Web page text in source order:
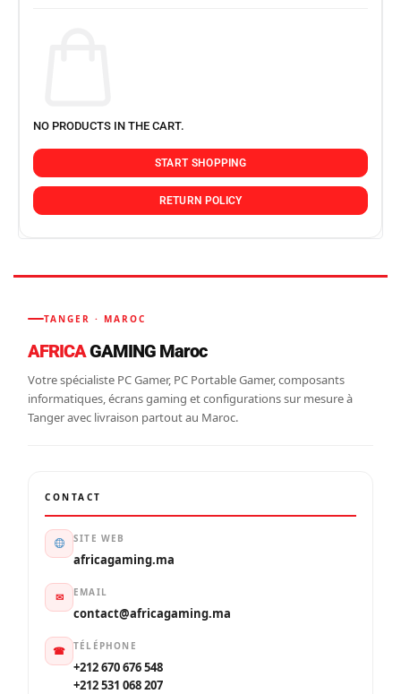
NO PRODUCTS IN THE CART.
START SHOPPING
RETURN POLICY
TANGER · MAROC
AFRICAGAMING Maroc
Votre spécialiste PC Gamer, PC Portable Gamer, composants
informatiques, écrans gaming et configurations sur mesure à
Tanger avec livraison partout au Maroc.
CONTACT
SITE WEB
africagaming.ma
✉ EMAIL
contact@africagaming.ma
☎ TÉLÉPHONE
+212 670 676 548
+212 531 068 207